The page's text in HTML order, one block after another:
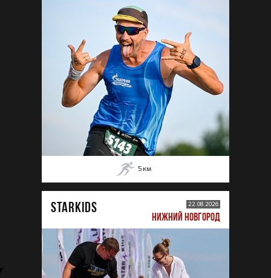
5 км
STARKIDS 22.08.2026
НИЖНИЙ НОВГОРОД